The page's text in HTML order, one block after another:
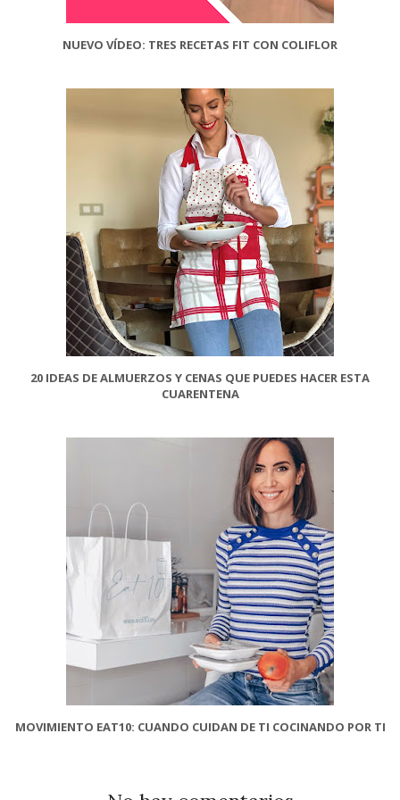
NUEVO VÍDEO: TRES RECETAS FIT CON COLIFLOR
20 IDEAS DE ALMUERZOS Y CENAS QUE PUEDES HACER ESTA
CUARENTENA
MOVIMIENTO EAT10: CUANDO CUIDAN DE TI COCINANDO POR TI